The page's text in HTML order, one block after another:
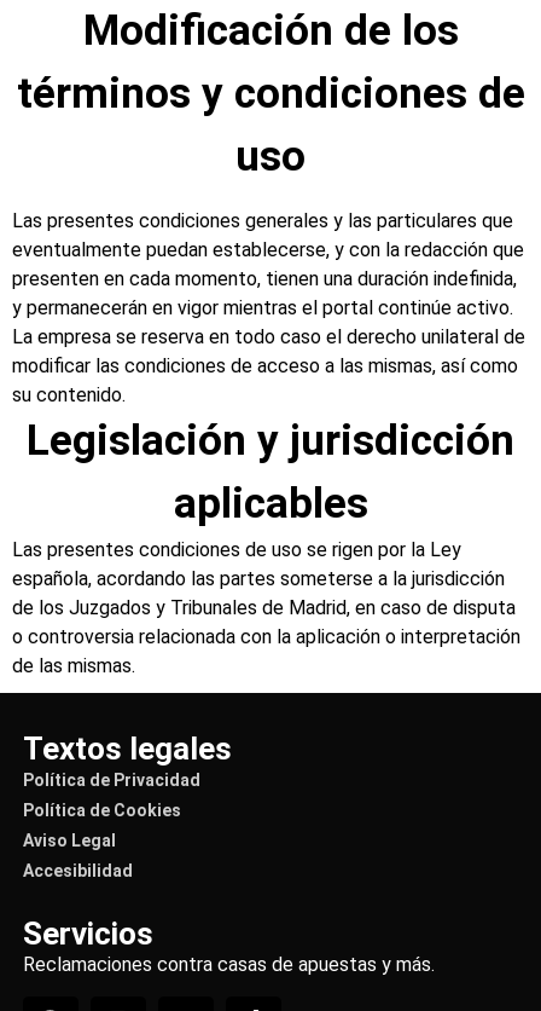
Modificación de los
términos y condiciones de
uso
Las presentes condiciones generales y las particulares que
eventualmente puedan establecerse, y con la redacción que
presenten en cada momento, tienen una duración indefinida,
y permanecerán en vigor mientras el portal continúe activo.
La empresa se reserva en todo caso el derecho unilateral de
modificar las condiciones de acceso a las mismas, así como
su contenido.
Legislación y jurisdicción
aplicables
Las presentes condiciones de uso se rigen por la Ley
española, acordando las partes someterse a la jurisdicción
de los Juzgados y Tribunales de Madrid, en caso de disputa
o controversia relacionada con la aplicación o interpretación
de las mismas.
Textos legales
Política de Privacidad
Política de Cookies
Aviso Legal
Accesibilidad
Servicios
Reclamaciones contra casas de apuestas y más.